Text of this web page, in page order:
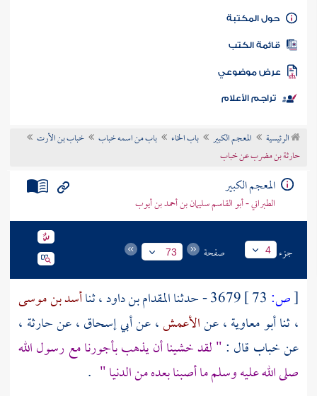
كتاب الأمة
المكتبة
الكتب
موضوعي
تراجم الأعلام
الرئيسية المعجم الكبير باب الخاء باب من اسمه خباب
خباب بن الأرت
حارثة بن مضرب عن خباب
المعجم الكبير
الطبراني - أبو القاسم سليمان بن أحمد بن أيوب
جزء 4 صفحة 73
[ص: 3679 - حدثنا المقدام بن داود، ثناأسد بن موسى
، ثناأبو معاوية، عنالأعمش، عنأبي إسحاق، عنحارثة ،
عنخباب قال :" لقد خشينا أن يذهب بأجورنا مع رسول الله
صلى الله عليه وسلم ما أصبنا بعده من الدنيا " .